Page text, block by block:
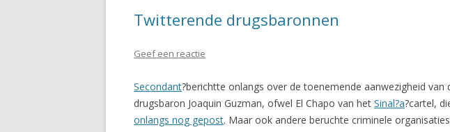
Twitterende drugsbaronnen
Geef een reactie
Secondant?berichtte onlangs over de toenemende aanwezigheid
drugsbaron Joaquin Guzman, ofwel El Chapo van het Sinal?a?cartel,
onlangs nog gepost. Maar ook andere beruchte criminele